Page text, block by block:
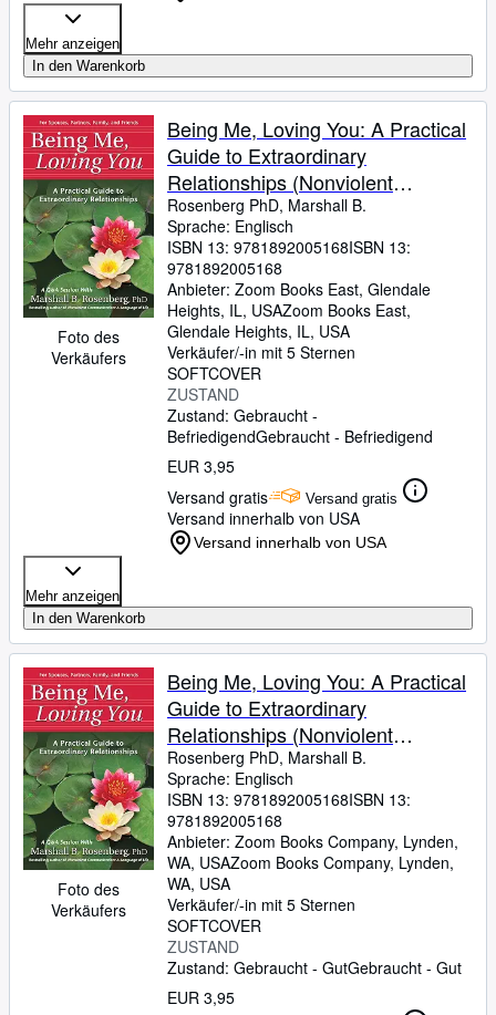
Mehr anzeigen
In den Warenkorb
Foto des
Verkäufers
Being Me, Loving You: A Practical
Guide to Extraordinary
Relationships (Nonviolent
Communication Guides)
Rosenberg PhD, Marshall B.
Sprache: Englisch
ISBN 13: 9781892005168ISBN 13:
9781892005168
Anbieter: Zoom Books East, Glendale
Heights, IL, USAZoom Books East,
Glendale Heights, IL, USA
Verkäufer/-in mit 5 Sternen
SOFTCOVER
ZUSTAND
Zustand: Gebraucht -
BefriedigendGebraucht - Befriedigend
EUR 3,95
Versand gratis
Versand gratis
Versand innerhalb von USA
Versand innerhalb von USA
Mehr anzeigen
In den Warenkorb
Foto des
Verkäufers
Being Me, Loving You: A Practical
Guide to Extraordinary
Relationships (Nonviolent
Communication Guides)
Rosenberg PhD, Marshall B.
Sprache: Englisch
ISBN 13: 9781892005168ISBN 13:
9781892005168
Anbieter: Zoom Books Company, Lynden,
WA, USAZoom Books Company, Lynden,
WA, USA
Verkäufer/-in mit 5 Sternen
SOFTCOVER
ZUSTAND
Zustand: Gebraucht - GutGebraucht - Gut
EUR 3,95